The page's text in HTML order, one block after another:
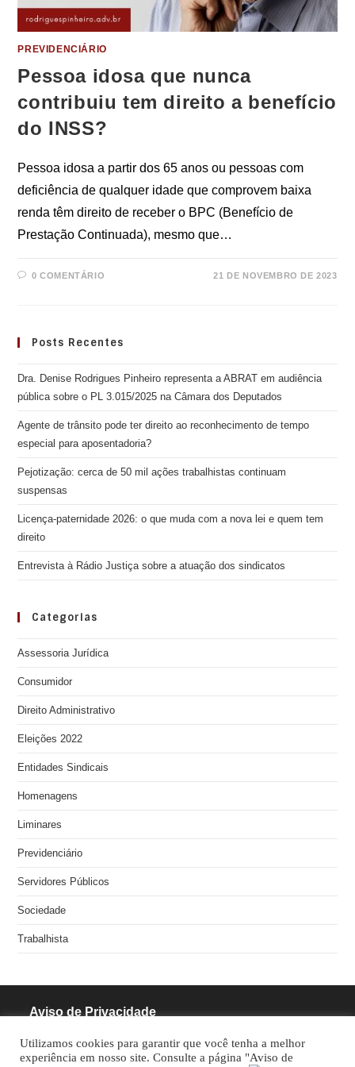
PREVIDENCIÁRIO
Pessoa idosa que nunca
contribuiu tem direito a benefício
do INSS?
Pessoa idosa a partir dos 65 anos ou pessoas com
deficiência de qualquer idade que comprovem baixa
renda têm direito de receber o BPC (Benefício de
Prestação Continuada), mesmo que…
0 COMENTÁRIO 21 DE NOVEMBRO DE 2023
Posts Recentes
Dra. Denise Rodrigues Pinheiro representa a ABRAT em audiência
pública sobre o PL 3.015/2025 na Câmara dos Deputados
Agente de trânsito pode ter direito ao reconhecimento de tempo
especial para aposentadoria?
Pejotização: cerca de 50 mil ações trabalhistas continuam
suspensas
Licença-paternidade 2026: o que muda com a nova lei e quem tem
direito
Entrevista à Rádio Justiça sobre a atuação dos sindicatos
Categorias
Assessoria Jurídica
Consumidor
Direito Administrativo
Eleições 2022
Entidades Sindicais
Homenagens
Liminares
Previdenciário
Servidores Públicos
Sociedade
Trabalhista
Aviso de Privacidade
RODRIGUES PINHEIRO ADVOCACIA S/S
Utilizamos cookies para garantir que você tenha a melhor
experiência em nosso site. Consulte a página "Aviso de